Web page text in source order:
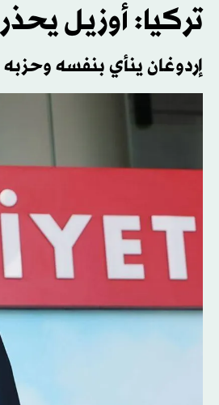
تركيا: أوزيل
إردوغان ينأي بنفسه